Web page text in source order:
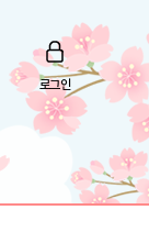
로그인